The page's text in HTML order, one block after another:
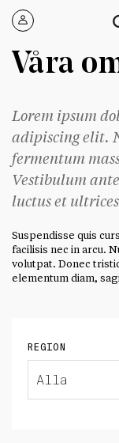
Våra
Lorem ipsum
adipiscing elit.
fermentum
Vestibulum
luctus et
Suspendisse quis
facilisis nec in arcu.
volutpat. Donec
elementum diam,
Alla
REGION